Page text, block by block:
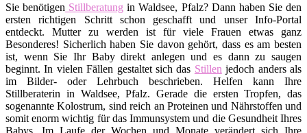
Sie benötigen Stillberatung in Waldsee, Pfalz? Dann haben Sie den
ersten richtigen Schritt schon geschafft und unser Info-Portal
entdeckt. Mutter zu werden ist für viele Frauen etwas ganz
Besonderes! Sicherlich haben Sie davon gehört, dass es am besten
ist, wenn Sie Ihr Baby direkt anlegen und es dann zu saugen
beginnt. In vielen Fällen gestaltet sich das Stillen jedoch anders als
im Bilder- oder Lehrbuch beschrieben. Helfen kann Ihre
Stillberaterin in Waldsee, Pfalz. Gerade die ersten Tropfen, das
sogenannte Kolostrum, sind reich an Proteinen und Nährstoffen und
somit enorm wichtig für das Immunsystem und die Gesundheit Ihres
Babys. Im Laufe der Wochen und Monate verändert sich Ihre